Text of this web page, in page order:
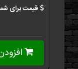
قیمت برای